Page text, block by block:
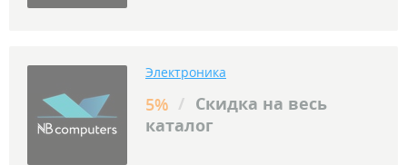
Электроника
5% / Скидка на весь
каталог